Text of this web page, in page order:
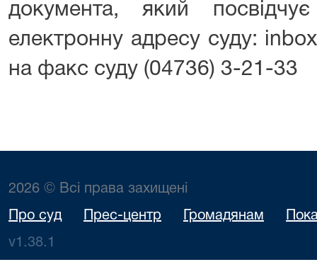
документа, який
електронну адресу суду:
на факс суду (04736) 3-21-33
2026 © Всі права захищені
Про суд Прес-центр Громадянам
v1.38.1